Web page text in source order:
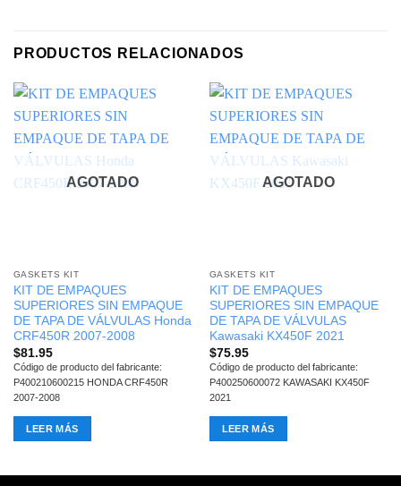
PRODUCTOS RELACIONADOS
AGOTADO
GASKETS KIT
KIT DE EMPAQUES
SUPERIORES SIN EMPAQUE
DE TAPA DE VÁLVULAS Honda
CRF450R 2007-2008
$81.95
Código de producto del fabricante:
P400210600215 HONDA CRF450R
2007-2008
LEER MÁS
AGOTADO
GASKETS KIT
KIT DE EMPAQUES
SUPERIORES SIN EMPAQUE
DE TAPA DE VÁLVULAS
Kawasaki KX450F 2021
$75.95
Código de producto del fabricante:
P400250600072 KAWASAKI KX450F
2021
LEER MÁS